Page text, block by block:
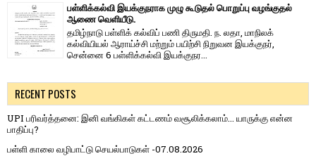
பள்ளிக்கல்வி இயக்குநராக முழு கூடுதல் பொறுப்பு வழங்குதல்
ஆணை வெளியீடு.
தமிழ்நாடு பள்ளிக் கல்விப் பணி திருமதி. ந. லதா, மாநிலக்
கல்வியியல் ஆராய்ச்சி மற்றும் பயிற்சி நிறுவன இயக்குநர்,
சென்னை 6 பள்ளிக்கல்வி இயக்குநர...
RECENT POSTS
UPI பரிவர்த்தனை: இனி வங்கிகள் கட்டணம் வசூலிக்கலாம்... யாருக்கு என்ன
பாதிப்பு?
பள்ளி காலை வழிபாட்டு செயல்பாடுகள் -07.08.2026